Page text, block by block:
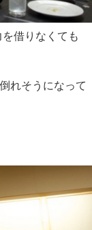
借りなくても
れそうになって